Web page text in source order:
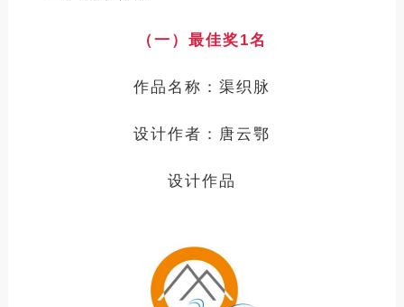
（一）最佳奖1名
作品名称： 渠织脉
设计作者： 唐云鄂
设计作品